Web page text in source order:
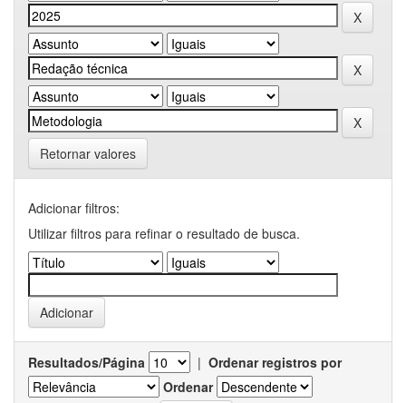
Retornar valores
Adicionar filtros:
Utilizar filtros para refinar o resultado de busca.
Resultados/Página | Ordenar registros por
Ordenar